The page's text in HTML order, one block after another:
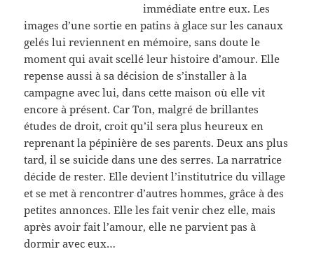
immédiate entre eux. Les
images d’une sortie en patins à glace sur les canaux
gelés lui reviennent en mémoire, sans doute le
moment qui avait scellé leur histoire d’amour. Elle
repense aussi à sa décision de s’installer à la
campagne avec lui, dans cette maison où elle vit
encore à présent. Car Ton, malgré de brillantes
études de droit, croit qu’il sera plus heureux en
reprenant la pépinière de ses parents. Deux ans plus
tard, il se suicide dans une des serres. La narratrice
décide de rester. Elle devient l’institutrice du village
et se met à rencontrer d’autres hommes, grâce à des
petites annonces. Elle les fait venir chez elle, mais
après avoir fait l’amour, elle ne parvient pas à
dormir avec eux…